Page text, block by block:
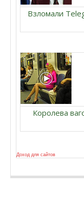
Взломали
Королева
Доход для сайтов